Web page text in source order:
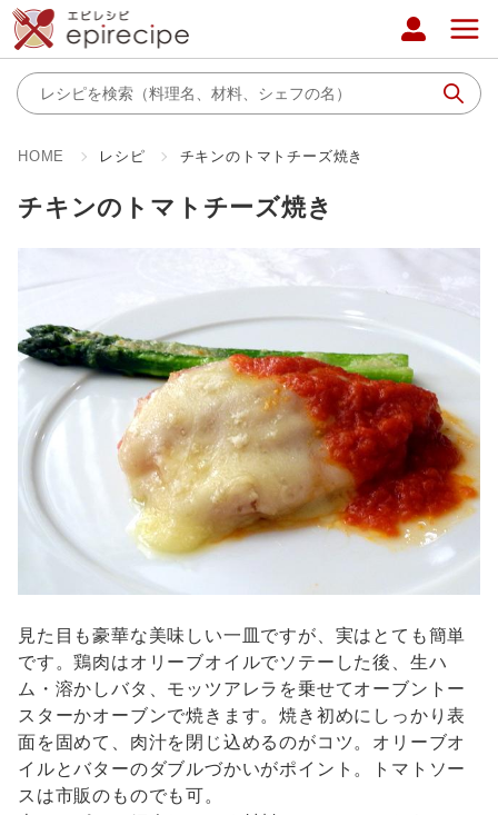
HOME レシピ チキンのトマトチーズ焼き
チキンのトマトチーズ焼き
見た目も豪華な美味しい一皿ですが、実はとても簡単
です。鶏肉はオリーブオイルでソテーした後、生ハ
ム・溶かしバタ、モッツアレラを乗せてオーブントー
スターかオーブンで焼きます。焼き初めにしっかり表
面を固めて、肉汁を閉じ込めるのがコツ。オリーブオ
イルとバターのダブルづかいがポイント。トマトソー
スは市販のものでも可。